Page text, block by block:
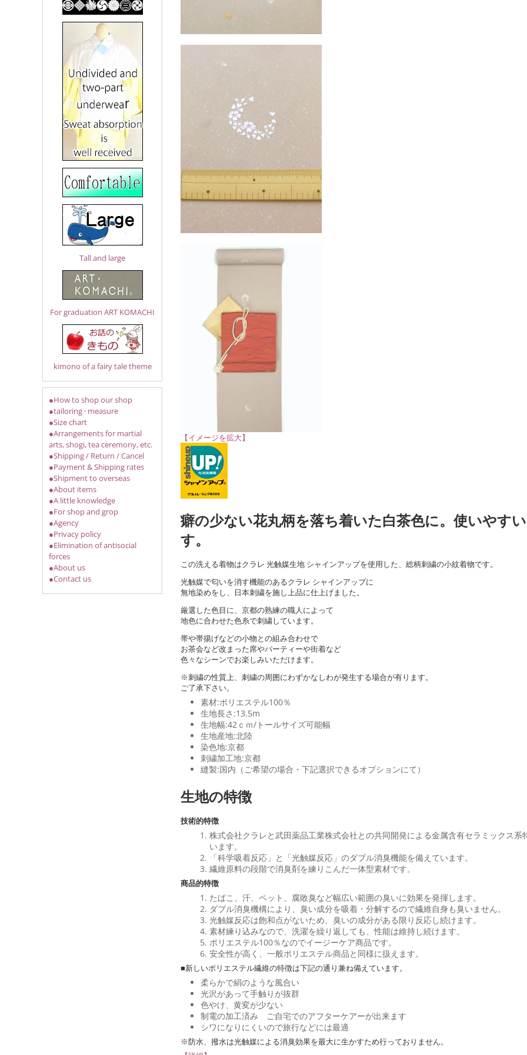
Tall and large
For graduation ART KOMACHI
kimono of a fairy tale theme
●How to shop our shop
●tailoring · measure
●Size chart
●Arrangements for martial
arts, shogi, tea ceremony, etc.
●Shipping / Return / Cancel
●Payment & Shipping rates
●Shipment to overseas
●About items
●A little knowledge
●For shop and grop
●Agency
●Privacy policy
●Elimination of antisocial
forces
●About us
●Contact us
【イメージを拡大】
癖の少ない花丸柄を落ち着いた白茶色に。使いやす
す。
この洗える着物はクラレ 光触媒生地 シャインアップを使用した、総柄刺繍の小紋着物です。
光触媒で匂いを消す機能のあるクラレ シャインアップに
無地染めをし、日本刺繍を施し上品に仕上げました。
厳選した色目に、京都の熟練の職人によって
地色に合わせた色糸で刺繍しています。
帯や帯揚げなどの小物との組み合わせで
お茶会など改まった席やパーティーや街着など
色々なシーンでお楽しみいただけます。
※刺繍の性質上、刺繍の周囲にわずかなしわが発生する場合が有ります。
ご了承下さい。
素材:ポリエステル100％
生地長さ:13.5m
生地幅:42ｃｍ/トールサイズ可能幅
生地産地:北陸
染色地:京都
刺繍加工地:京都
縫製:国内（ご希望の場合・下記選択できるオプションにて）
生地の特徴
技術的特徴
株式会社クラレと武田薬品工業株式会社との共同開発による金属含有セラミックス系
います。
「科学吸着反応」と「光触媒反応」のダブル消臭機能を備えています。
繊維原料の段階で消臭剤を練りこんだ一体型素材です。
商品的特徴
たばこ、汗、ペット、腐敗臭など幅広い範囲の臭いに効果を発揮します。
ダブル消臭機構により、臭い成分を吸着・分解するので繊維自身も臭いません。
光触媒反応は飽和点がないため、臭いの成分がある限り反応し続けます。
素材練り込みなので、洗濯を繰り返しても、性能は維持し続けます。
ポリエステル100％なのでイージーケア商品です。
安全性が高く、一般ポリエステル商品と同様に扱えます。
■新しいポリエステル繊維の特徴は下記の通り兼ね備えています。
柔らかで絹のような風合い
光沢があって手触りが抜群
色やけ、黄変が少ない
制電の加工済み ご自宅でのアフターケアーが出来ます
シワになりにくいので旅行などには最適
※防水、撥水は光触媒による消臭効果を最大に生かすため行っておりません。